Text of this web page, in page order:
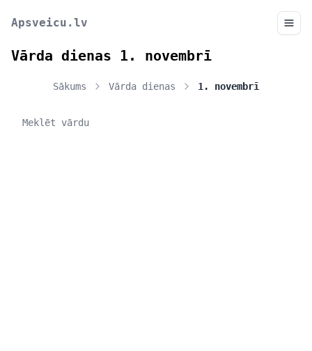
Apsveicu.lv
Vārda dienas 1. novembrī
Sākums Vārda dienas 1. novembrī